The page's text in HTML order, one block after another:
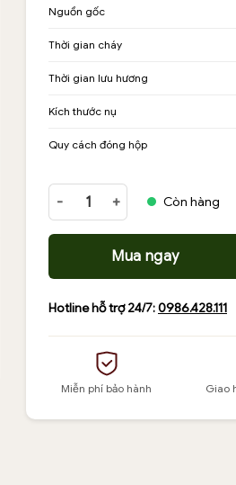
là:
390,000₫.
tại
là:
300,000₫.
Nguồn gốc
Thời gian cháy
Thời gian lưu hương
Kích thước nụ
Quy cách đóng hộp
Còn hàng
Nụ trầm hương cao cấp theo
Mua ngay
Hotline hỗ trợ 24/7:0986.428.111
Miễn phí bảo hành Giao